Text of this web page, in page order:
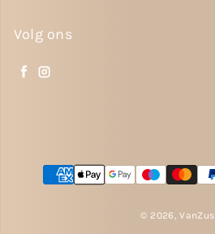
Volg ons
Facebook
Instagram
Betaalmethoden
© 2026,VanZus